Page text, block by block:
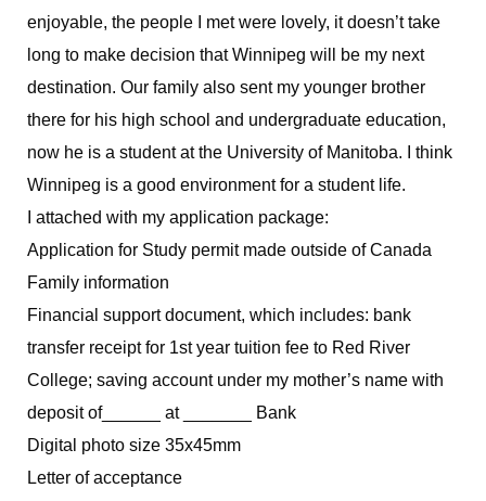
enjoyable, the people I met were lovely, it doesn’t take
long to make decision that Winnipeg will be my next
destination. Our family also sent my younger brother
there for his high school and undergraduate education,
now he is a student at the University of Manitoba. I think
Winnipeg is a good environment for a student life.
I attached with my application package:
Application for Study permit made outside of Canada
Family information
Financial support document, which includes: bank
transfer receipt for 1st year tuition fee to Red River
College; saving account under my mother’s name with
deposit of______ at _______ Bank
Digital photo size 35x45mm
Letter of acceptance